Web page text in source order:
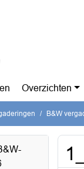
Overzichten
B&W